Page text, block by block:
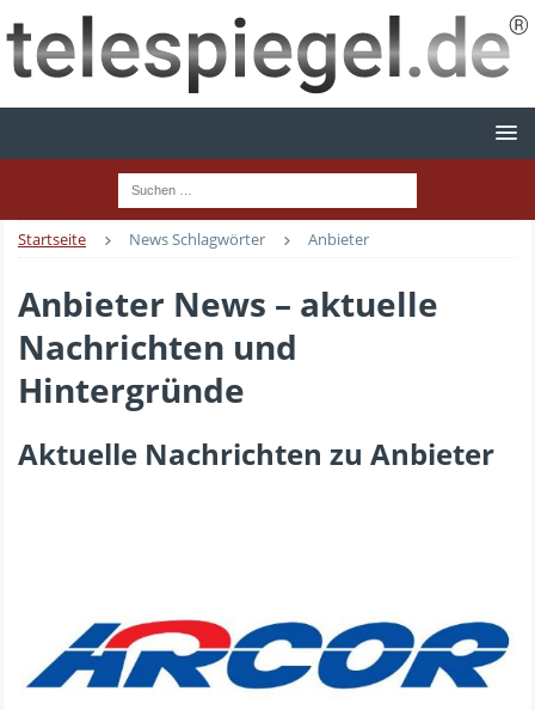
Startseite News Schlagwörter Anbieter
Anbieter News – aktuelle
Nachrichten und
Hintergründe
Aktuelle Nachrichten zu Anbieter